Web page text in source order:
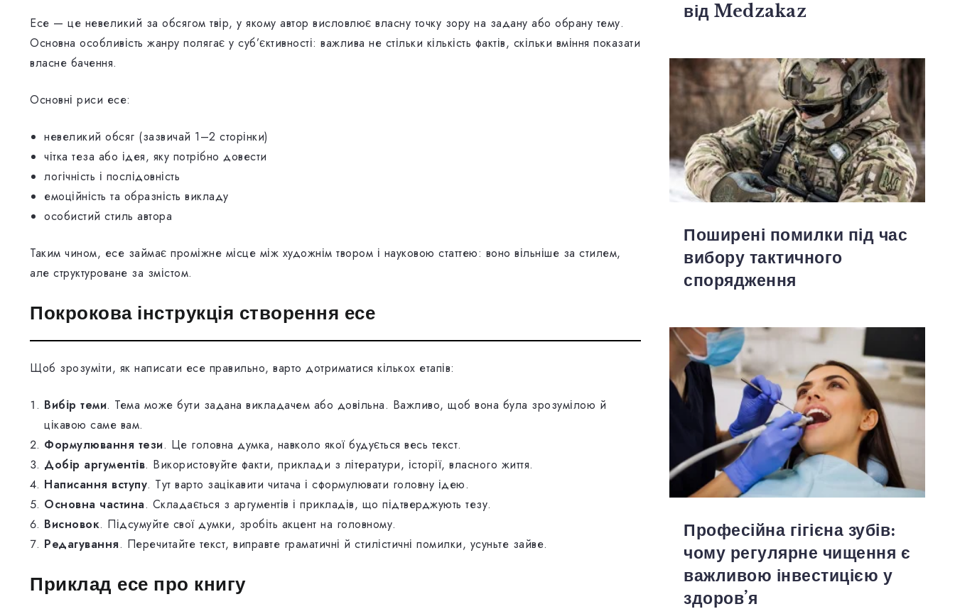
Есе — це невеликий за обсягом твір, у якому автор висловлює власну точку зору на задану або обрану тему.
Основна особливість жанру полягає у суб’єктивності: важлива не стільки кількість фактів, скільки вміння показати
власне бачення.
Основні риси есе:
невеликий обсяг (зазвичай 1–2 сторінки)
чітка теза або ідея, яку потрібно довести
логічність і послідовність
емоційність та образність викладу
особистий стиль автора
Таким чином, есе займає проміжне місце між художнім твором і науковою статтею: воно вільніше за стилем,
але структуроване за змістом.
Покрокова інструкція створення есе
Щоб зрозуміти, як написати есе правильно, варто дотриматися кількох етапів:
Вибір теми. Тема може бути задана викладачем або довільна. Важливо, щоб вона була зрозумілою й
цікавою саме вам.
Формулювання тези. Це головна думка, навколо якої будується весь текст.
Добір аргументів. Використовуйте факти, приклади з літератури, історії, власного життя.
Написання вступу. Тут варто зацікавити читача і сформулювати головну ідею.
Основна частина. Складається з аргументів і прикладів, що підтверджують тезу.
Висновок. Підсумуйте свої думки, зробіть акцент на головному.
Редагування. Перечитайте текст, виправте граматичні й стилістичні помилки, усуньте зайве.
Приклад есе про книгу
від Medzakaz
Поширені помилки під час
вибору тактичного
спорядження
Професійна гігієна зубів:
чому регулярне чищення є
важливою інвестицією у
здоров’я